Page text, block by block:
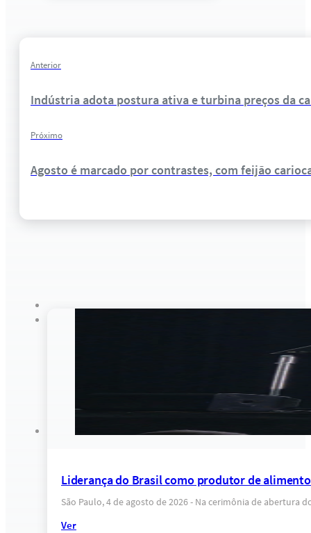
Anterior
Indústria adota postura ativa e turbina preços da
Próximo
Agosto é marcado por contrastes, com feijão
Liderança do Brasil como produtor de
São Paulo, 4 de agosto de 2026 - Na cerimônia de abertura
Ver